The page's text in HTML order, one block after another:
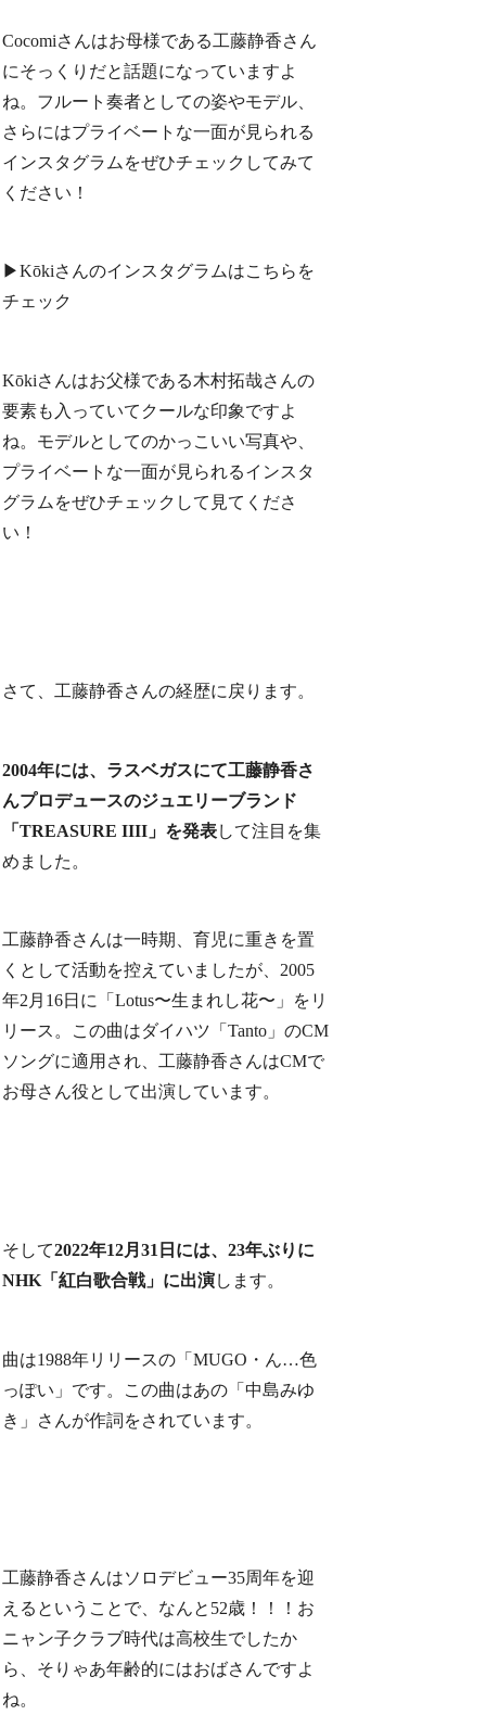
Cocomiさんはお母様である工藤静香さん
にそっくりだと話題になっていますよ
ね。フルート奏者としての姿やモデル、
さらにはプライベートな一面が見られる
インスタグラムをぜひチェックしてみて
ください！
▶︎Kōkiさんのインスタグラムはこちらを
チェック
Kōkiさんはお父様である木村拓哉さんの
要素も入っていてクールな印象ですよ
ね。モデルとしてのかっこいい写真や、
プライベートな一面が見られるインスタ
グラムをぜひチェックして見てくださ
い！
さて、工藤静香さんの経歴に戻ります。
2004年には、ラスベガスにて工藤静香さ
んプロデュースのジュエリーブランド
「TREASURE IIII」を発表して注目を集
めました。
工藤静香さんは一時期、育児に重きを置
くとして活動を控えていましたが、2005
年2月16日に「Lotus〜生まれし花〜」をリ
リース。この曲はダイハツ「Tanto」のCM
ソングに適用され、工藤静香さんはCMで
お母さん役として出演しています。
そして2022年12月31日には、23年ぶりに
NHK「紅白歌合戦」に出演します。
曲は1988年リリースの「MUGO・ん…色
っぽい」です。この曲はあの「中島みゆ
き」さんが作詞をされています。
工藤静香さんはソロデビュー35周年を迎
えるということで、なんと52歳！！！お
ニャン子クラブ時代は高校生でしたか
ら、そりゃあ年齢的にはおばさんですよ
ね。